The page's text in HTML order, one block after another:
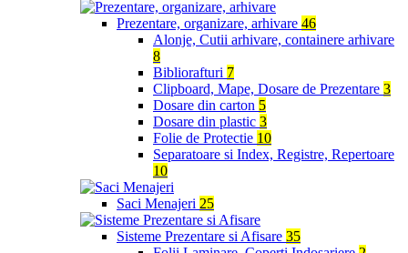
Prezentare, organizare, arhivare 46
Alonje, Cutii arhivare, containere arhivare
8
Bibliorafturi 7
Clipboard, Mape, Dosare de Prezentare 3
Dosare din carton 5
Dosare din plastic 3
Folie de Protectie 10
Separatoare si Index, Registre, Repertoare
10
Saci Menajeri 25
Sisteme Prezentare si Afisare 35